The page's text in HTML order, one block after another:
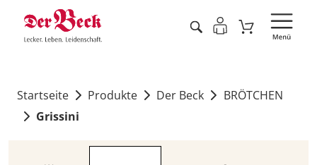
Startseite Produkte Der Beck
BRÖTCHEN
Grissini